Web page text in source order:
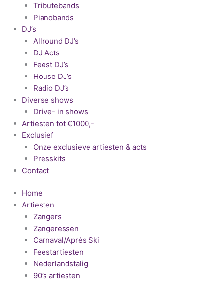
Tributebands
Pianobands
DJ’s
Allround DJ’s
DJ Acts
Feest DJ’s
House DJ’s
Radio DJ’s
Diverse shows
Drive- in shows
Artiesten tot €1000,-
Exclusief
Onze exclusieve artiesten & acts
Presskits
Contact
Home
Artiesten
Zangers
Zangeressen
Carnaval/Aprés Ski
Feestartiesten
Nederlandstalig
90’s artiesten